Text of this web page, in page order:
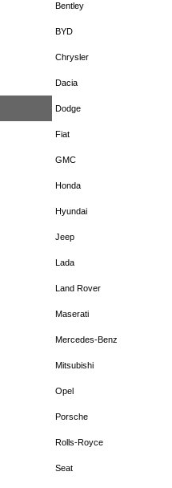
Bentley
BYD
Chrysler
Dacia
Dodge
Fiat
GMC
Honda
Hyundai
Jeep
Lada
Land Rover
Maserati
Mercedes-Benz
Mitsubishi
Opel
Porsche
Rolls-Royce
Seat